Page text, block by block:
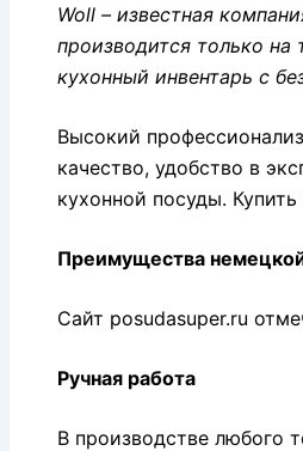
Woll – известная
производится только
кухонный инвентарь с
Высокий
качество, удобство в
кухонной посуды.
Преимущества
Сайт posudasuper.ru
Ручная работа
В производстве любого